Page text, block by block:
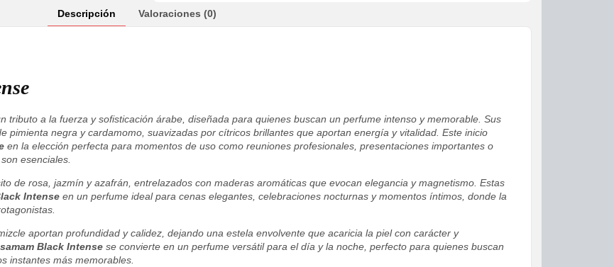
Descripción Valoraciones (0)
tributo a la fuerza y sofisticación árabe, diseñada para quienes buscan un perfume intenso y memorable. Sus
pimienta negra y cardamomo, suavizadas por cítricos brillantes que aportan energía y vitalidad. Este inicio
en la elección perfecta para momentos de uso como reuniones profesionales, presentaciones importantes o
esenciales.
de rosa, jazmín y azafrán, entrelazados con maderas aromáticas que evocan elegancia y magnetismo. Estas
Intense en un perfume ideal para cenas elegantes, celebraciones nocturnas y momentos íntimos, donde la
aportan profundidad y calidez, dejando una estela envolvente que acaricia la piel con carácter y
Black Intense se convierte en un perfume versátil para el día y la noche, perfecto para quienes buscan
instantes más memorables.